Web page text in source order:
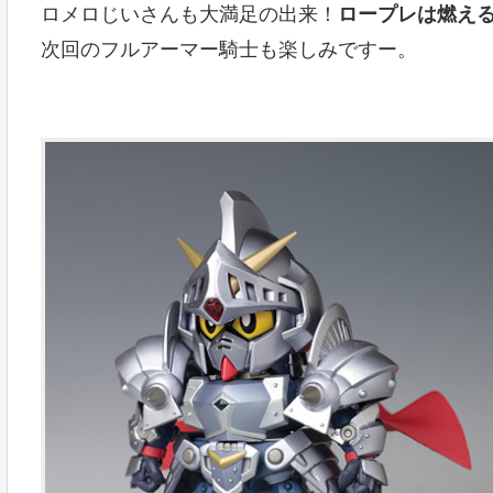
ロメロじいさんも大満足の出来！ ロープレは燃え
次回のフルアーマー騎士も楽しみですー。